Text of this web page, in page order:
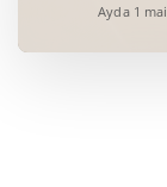
Ayda 1